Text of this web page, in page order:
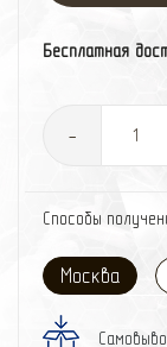
Бесплатная
-
Способы
Москва